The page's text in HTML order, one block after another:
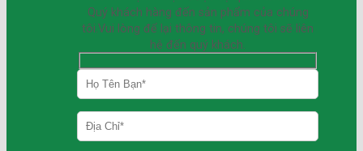
Quý khách hàng đến sản phẩm của chúng
tôi.Vui lòng để lại thông tin, chúng tôi sẽ liên
hệ đến quý khách.